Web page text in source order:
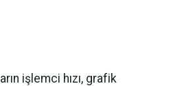
işlemci hızı, grafik